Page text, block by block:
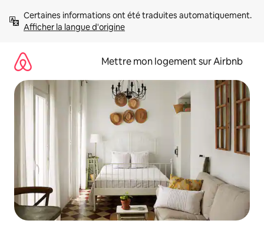
directement
Afficher la langue d'origine
Mettre mon logement sur Airbnb